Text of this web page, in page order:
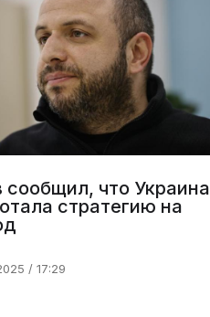
сообщил, что Украина
стратегию на
/ 17:29